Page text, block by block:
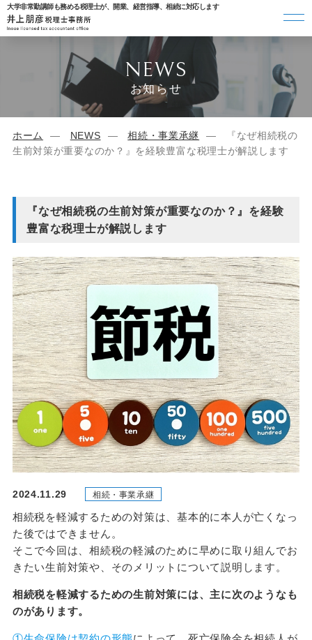
大学非常勤講師も務める税理士が、開業、経営指導、相続に対応します
NEWS
お知らせ
ホーム NEWS 相続・事業承継
『なぜ相続税の
生前対策が重要なのか？』を経験豊富な税理士が解説します
『なぜ相続税の生前対策が重要なのか？』を経験
豊富な税理士が解説します
2024.11.29 相続・事業承継
相続税を軽減するための対策は、基本的に本人が亡くなっ
た後ではできません。
そこで今回は、相続税の軽減のために早めに取り組んでお
きたい生前対策や、そのメリットについて説明します。
相続税を軽減するための生前対策には、主に次のようなも
のがあります。